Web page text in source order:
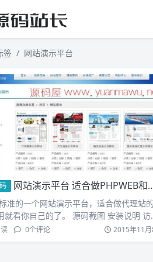
签 网站演示平台
网站演示平台 适合做PHPWEB和其他代理站 后台可添加删除网站
准的一个网站演示平台，适合做代理站
就看你自己的了。 源码截图 安装说明 访
0个评论 2015年11